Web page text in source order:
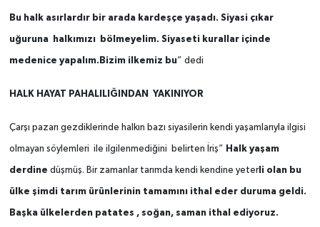
Bu halk asırlardır bir arada kardeşçe yaşadı. Siyasi çıkar
uğuruna halkımızı bölmeyelim. Siyaseti kurallar içinde
medenice yapalım.Bizim ilkemiz bu” dedi
HALK HAYAT PAHALILIĞINDAN YAKINIYOR
Çarşı pazarı gezdiklerinde halkın bazı siyasilerin kendi yaşamlarıyla ilgisi
olmayan söylemleri ile ilgilenmediğini belirten İriş” Halk yaşam
derdine düşmüş. Bir zamanlar tarımda kendi kendine yeterli olan bu
ülke şimdi tarım ürünlerinin tamamını ithal eder duruma geldi.
Başka ülkelerden patates , soğan, saman ithal ediyoruz.